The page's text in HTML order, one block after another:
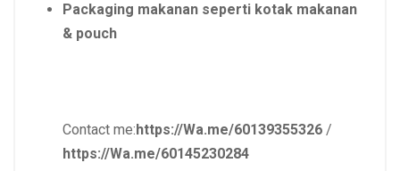
Packaging makanan seperti kotak makanan
& pouch
Contact me: https://Wa.me/60139355326 /
https://Wa.me/60145230284